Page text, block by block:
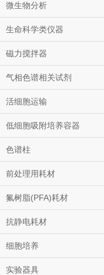
微生物分析
生命科学类仪器
磁力搅拌器
气相色谱相关试剂
活细胞运输
低细胞吸附培养容器
色谱柱
前处理用耗材
氟树脂(PFA)耗材
抗静电耗材
细胞培养
实验器具